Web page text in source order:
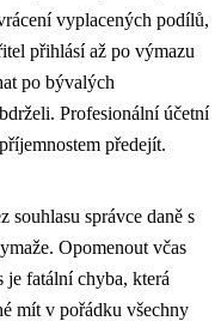
vyplacených podílů,
přihlásí až po výmazu
po bývalých
Profesionální účetní
předejít.
souhlasu správce daně s
Opomenout včas
je fatální chyba, která
mít v pořádku všechny